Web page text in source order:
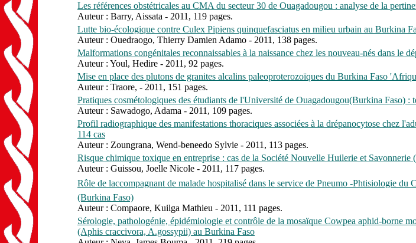
Les références obstétricales au CMA du secteur 30 de Ouagadougou : analyse de la
Auteur : Barry, Aissata - 2011, 119 pages.
Lutte bio-écologique contre Culex Pipiens quinquefasciatus en milieu urbain au Burkina
Auteur : Ouedraogo, Thierry Damien Adamo - 2011, 138 pages.
Malformations congénitales reconnaissables à la naissance chez les nouveau-nés dans le
Auteur : Youl, Hedire - 2011, 92 pages.
Mise en place des plutons de granites alcalins paleoproterozoïques du Burkina Faso
Auteur : Traore, - 2011, 151 pages.
Pratiques cosmétologiques des étudiants de l'Université de Ouagadougou(Burkina Faso) :
Auteur : Sawadogo, Adama - 2011, 109 pages.
Profil radiographique des manifestations thoraciques associées à la drépanocytose chez
114 cas
Auteur : Zoungrana, Wend-beneedo Sylvie - 2011, 113 pages.
Risque chimique toxique en entreprise : cas de la Société Nouvelle Huilerie et
Auteur : Guissou, Joelle Nicole - 2011, 117 pages.
Rôle de laccompagnant de malade hospitalisé dans le service de Pneumo -
(Burkina Faso)
Auteur : Compaore, Kuilga Mathieu - 2011, 111 pages.
Sérologie, pathologénie, épidémiologie et contrôle de la mosaïque Cowpea aphid-borne
(Aphis craccivora, A.gossypii) au Burkina Faso